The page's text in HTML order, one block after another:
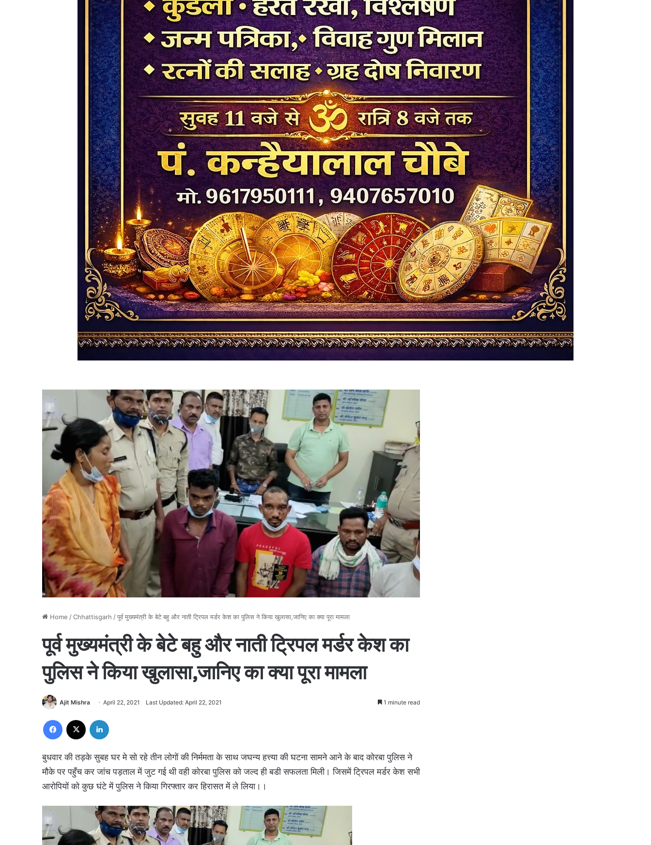
Home /Chhattisgarh /पूर्व मुख्यमंत्री के बेटे बहु और नाती ट्रिपल मर्डर केश का पुलिस ने किया खुलासा,जानिए का क्या पूरा मामला
पूर्व मुख्यमंत्री के बेटे बहु और नाती ट्रिपल मर्डर केश का
पुलिस ने किया खुलासा,जानिए का क्या पूरा मामला
Ajit Mishra April 22, 2021 Last Updated: April 22, 2021 1 minute read
Facebook
बुधवार की तड़के सुबह घर मे सो रहे तीन लोगों की निर्ममता के साथ जघन्य हत्त्या की घटना सामने आने के बाद कोरबा पुलिस ने
मौके पर पहुँच कर जांच पड़ताल में जुट गई थी वही कोरबा पुलिस को जल्द ही बडी सफलता मिली। जिसमें ट्रिपल मर्डर केश सभी
आरोपियों को कुछ घंटे में पुलिस ने किया गिरफ्तार कर हिरासत में ले लिया।।